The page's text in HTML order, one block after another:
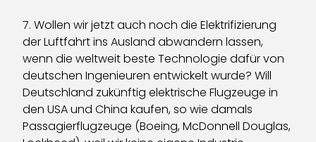
7. Wollen wir jetzt auch noch die Elektrifizierung
der Luftfahrt ins Ausland abwandern lassen,
wenn die weltweit beste Technologie dafür von
deutschen Ingenieuren entwickelt wurde? Will
Deutschland zukünftig elektrische Flugzeuge in
den USA und China kaufen, so wie damals
Passagierflugzeuge (Boeing, McDonnell Douglas,